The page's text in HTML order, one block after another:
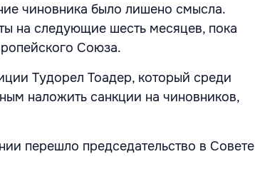
чиновника было лишено смысла.
на следующие шесть месяцев, пока
Союза.
Тудорел Тоадер, который среди
наложить санкции на чиновников,
перешло председательство в Совете